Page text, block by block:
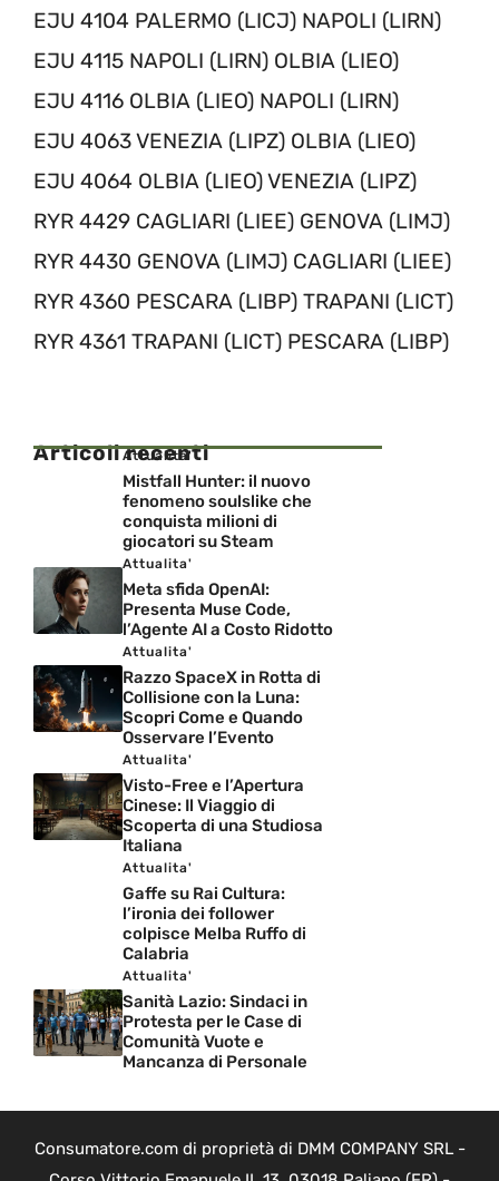
EJU 4104 PALERMO (LICJ) NAPOLI (LIRN)
EJU 4115 NAPOLI (LIRN) OLBIA (LIEO)
EJU 4116 OLBIA (LIEO) NAPOLI (LIRN)
EJU 4063 VENEZIA (LIPZ) OLBIA (LIEO)
EJU 4064 OLBIA (LIEO) VENEZIA (LIPZ)
RYR 4429 CAGLIARI (LIEE) GENOVA (LIMJ)
RYR 4430 GENOVA (LIMJ) CAGLIARI (LIEE)
RYR 4360 PESCARA (LIBP) TRAPANI (LICT)
RYR 4361 TRAPANI (LICT) PESCARA (LIBP)
Articoli recenti
Attualita'
Mistfall Hunter: il nuovo
fenomeno soulslike che
conquista milioni di
giocatori su Steam
Attualita'
Meta sfida OpenAI:
Presenta Muse Code,
l’Agente AI a Costo Ridotto
Attualita'
Razzo SpaceX in Rotta di
Collisione con la Luna:
Scopri Come e Quando
Osservare l’Evento
Attualita'
Visto-Free e l’Apertura
Cinese: Il Viaggio di
Scoperta di una Studiosa
Italiana
Attualita'
Gaffe su Rai Cultura:
l’ironia dei follower
colpisce Melba Ruffo di
Calabria
Attualita'
Sanità Lazio: Sindaci in
Protesta per le Case di
Comunità Vuote e
Mancanza di Personale
Consumatore.com di proprietà di DMM COMPANY SRL -